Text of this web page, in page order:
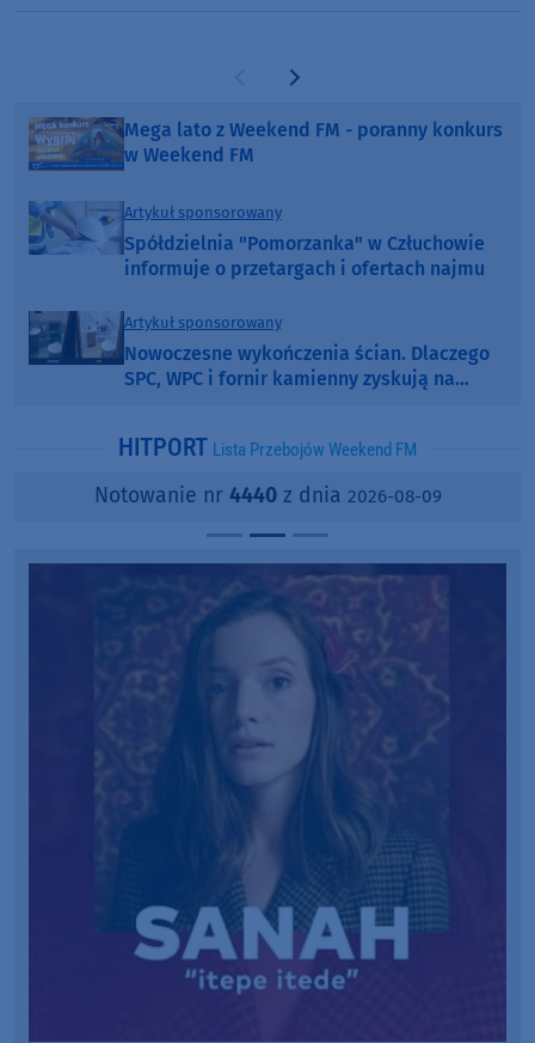
Poprzednia strona
Następna strona
Mega lato z Weekend FM - poranny konkurs
w Weekend FM
Artykuł sponsorowany
Spółdzielnia "Pomorzanka" w Człuchowie
informuje o przetargach i ofertach najmu
Artykuł sponsorowany
Nowoczesne wykończenia ścian. Dlaczego
SPC, WPC i fornir kamienny zyskują na
HITPORT Lista Przebojów Weekend FM
Notowanie nr 4440z dnia 2026-08-09